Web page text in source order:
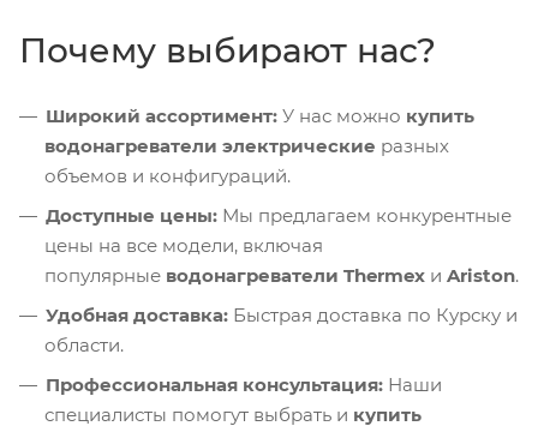
Почему выбирают нас?
Широкий ассортимент: У нас можно купить
водонагреватели электрические разных
объемов и конфигураций.
Доступные цены: Мы предлагаем конкурентные
цены на все модели, включая
популярные водонагреватели Thermex и Ariston.
Удобная доставка: Быстрая доставка по Курску и
области.
Профессиональная консультация: Наши
специалисты помогут выбрать и купить